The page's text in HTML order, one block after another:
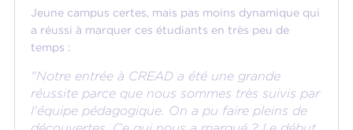
Jeune campus certes, mais pas moins dynamique qui
a réussi à marquer ces étudiants en très peu de
temps :
"Notre entrée à CREAD a été une grande
réussite parce que nous sommes très suivis par
l'équipe pédagogique. On a pu faire pleins de